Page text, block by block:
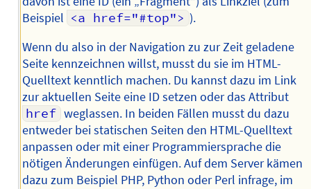
Beispiel <a href="#top"> ).
Wenn du also in der Navigation zu zur Zeit geladene
Seite kennzeichnen willst, musst du sie im HTML-
Quelltext kenntlich machen. Du kannst dazu im Link
zur aktuellen Seite eine ID setzen oder das Attribut
href weglassen. In beiden Fällen musst du dazu
entweder bei statischen Seiten den HTML-Quelltext
anpassen oder mit einer Programmiersprache die
nötigen Änderungen einfügen. Auf dem Server kämen
dazu zum Beispiel PHP, Python oder Perl infrage, im